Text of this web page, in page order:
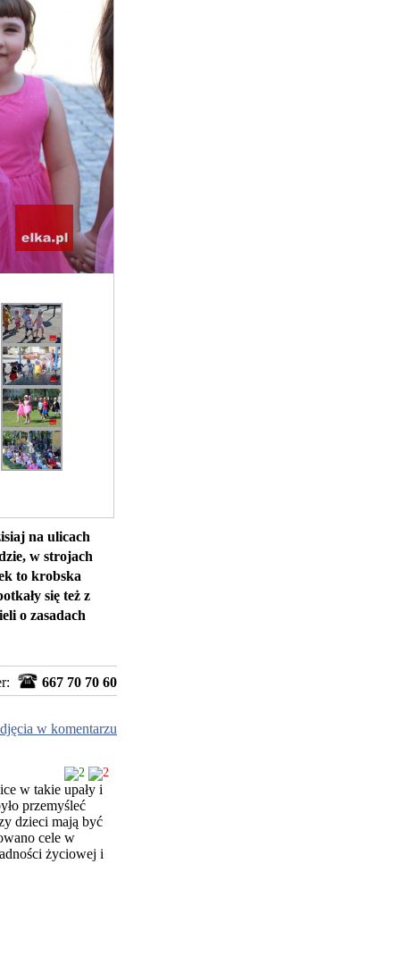
na ulicach
w strojach
to krobska
się też z
o zasadach
667 70 70 60
w komentarzu
2 2
w takie upały i
przemyśleć
dzieci mają być
cele w
życiowej i